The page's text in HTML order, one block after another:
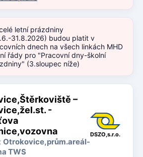
letní prázdniny
31.8.2026) budou platit v
dnech na všech linkách MHD
řády pro "Pracovní dny-školní
(3.sloupec níže)
–
-
Otrokovice,prům.areál-
TWS
DSZO,s.r.o.